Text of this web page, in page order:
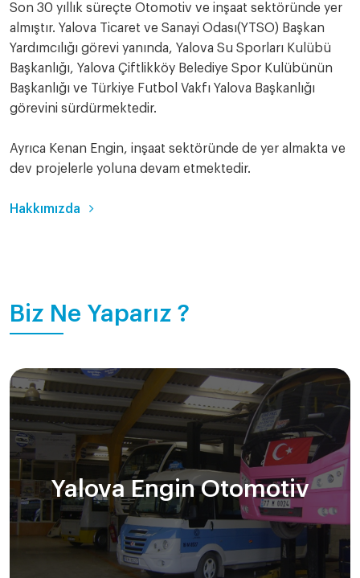
Son 30 yıllık süreçte Otomotiv ve inşaat sektöründe yer
almıştır. Yalova Ticaret ve Sanayi Odası(YTSO) Başkan
Yardımcılığı görevi yanında, Yalova Su Sporları Kulübü
Başkanlığı, Yalova Çiftlikköy Belediye Spor Kulübünün
Başkanlığı ve Türkiye Futbol Vakfı Yalova Başkanlığı
görevini sürdürmektedir.
Ayrıca Kenan Engin, inşaat sektöründe de yer almakta ve
dev projelerle yoluna devam etmektedir.
Hakkımızda
Biz Ne Yaparız ?
Yalova Engin Otomotiv